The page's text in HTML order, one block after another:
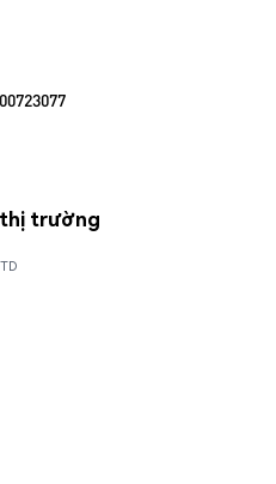
thị trường